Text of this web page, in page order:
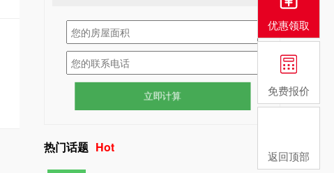
热门话题 Hot
优惠领取
免费报价
返回顶部